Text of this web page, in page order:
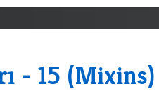
- 15 (Mixins)